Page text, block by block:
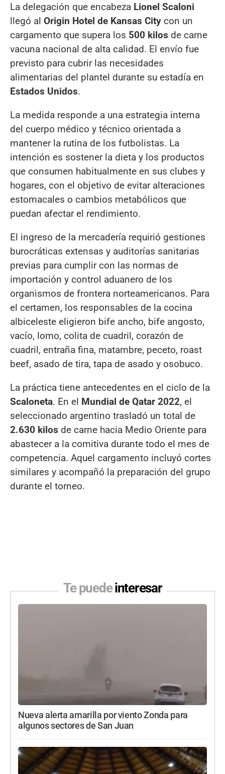
La delegación que encabeza Lionel Scaloni
llegó al Origin Hotel de Kansas City con un
cargamento que supera los 500 kilos de carne
vacuna nacional de alta calidad. El envío fue
previsto para cubrir las necesidades
alimentarias del plantel durante su estadía en
Estados Unidos.
La medida responde a una estrategia interna
del cuerpo médico y técnico orientada a
mantener la rutina de los futbolistas. La
intención es sostener la dieta y los productos
que consumen habitualmente en sus clubes y
hogares, con el objetivo de evitar alteraciones
estomacales o cambios metabólicos que
puedan afectar el rendimiento.
El ingreso de la mercadería requirió gestiones
burocráticas extensas y auditorías sanitarias
previas para cumplir con las normas de
importación y control aduanero de los
organismos de frontera norteamericanos. Para
el certamen, los responsables de la cocina
albiceleste eligieron bife ancho, bife angosto,
vacío, lomo, colita de cuadril, corazón de
cuadril, entraña fina, matambre, peceto, roast
beef, asado de tira, tapa de asado y osobuco.
La práctica tiene antecedentes en el ciclo de la
Scaloneta. En el Mundial de Qatar 2022, el
seleccionado argentino trasladó un total de
2.630 kilos de carne hacia Medio Oriente para
abastecer a la comitiva durante todo el mes de
competencia. Aquel cargamento incluyó cortes
similares y acompañó la preparación del grupo
durante el torneo.
Te puedeinteresar
Nueva alerta amarilla por viento Zonda para
algunos sectores de San Juan